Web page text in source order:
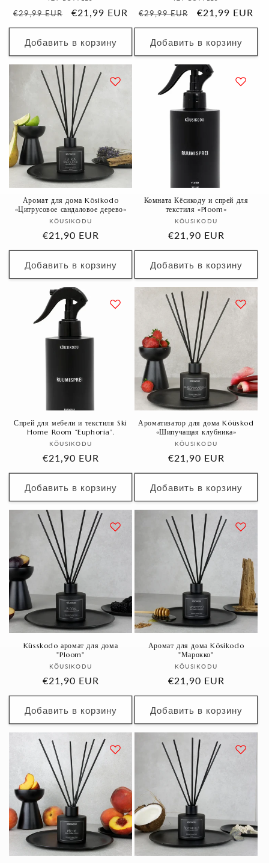
Обычная
цена
€29,99 EUR
Цена
со
скидкой
€21,99 EUR
Добавить в корзину
Обычная
цена
€29,99 EUR
Цена
со
скидкой
€21,99 EUR
Добавить в корзину
Аромат для дома Kösikodo
«Цитрусовое сандаловое дерево»
Продавец:
KÖUSIKODU
Обычная
цена
€21,90 EUR
Добавить в корзину
Комната Кёсикоду и спрей для
текстиля «Ploom»
Продавец:
KÖUSIKODU
Обычная
цена
€21,90 EUR
Добавить в корзину
Спрей для мебели и текстиля Ski
Home Room “Euphoria”.
Продавец:
KÖUSIKODU
Обычная
цена
€21,90 EUR
Добавить в корзину
Ароматизатор для дома Köüskod
«Шипучащая клубника»
Продавец:
KÖUSIKODU
Обычная
цена
€21,90 EUR
Добавить в корзину
Küsskodo аромат для дома
"Ploom"
Продавец:
KÖUSIKODU
Обычная
цена
€21,90 EUR
Добавить в корзину
Аромат для дома Kösikodo
"Марокко"
Продавец:
KÖUSIKODU
Обычная
цена
€21,90 EUR
Добавить в корзину